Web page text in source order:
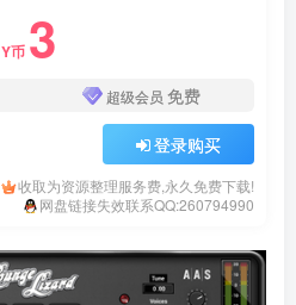
Y币 3
超级会员 免费
登录购买
收取为资源整理服务费,永久免费下载!
网盘链接失效联系QQ:260794990